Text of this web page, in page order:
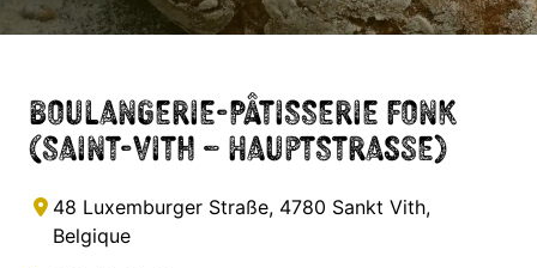
Boulangerie-Pâtisserie Fonk
(Saint-Vith – Hauptstraße)
48 Luxemburger Straße, 4780 Sankt Vith,
Belgique